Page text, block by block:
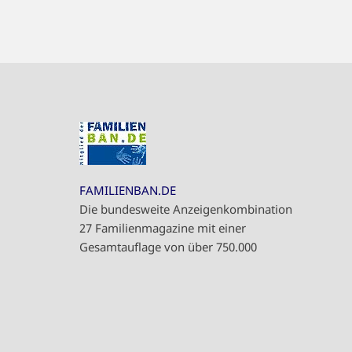
FAMILIENBAN.DE
Die bundesweite Anzeigenkombination
27 Familienmagazine mit einer
Gesamtauflage von über 750.000